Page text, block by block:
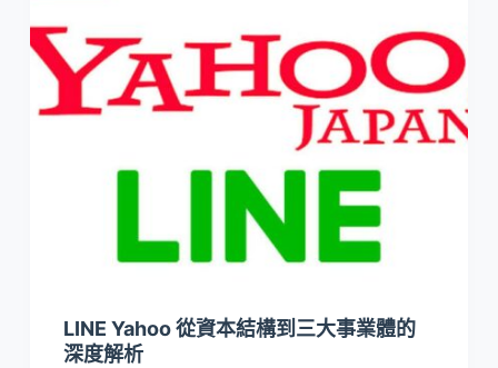
LINE Yahoo 從資本結構到三大事業體的
深度解析